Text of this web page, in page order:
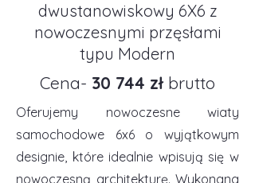
dwustanowiskowy 6X6 z
nowoczesnymi przęsłami
typu Modern
Cena- 30 744 zł brutto
Oferujemy nowoczesne wiaty
samochodowe 6x6 o wyjątkowym
designie, które idealnie wpisują się w
nowoczesną architekturę. Wykonana